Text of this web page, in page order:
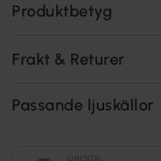
Produktbetyg
Frakt & Returer
Passande ljuskällor